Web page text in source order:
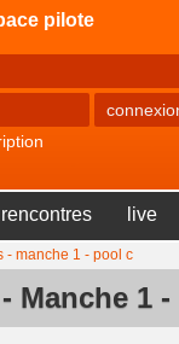
pilote
rencontres live
- manche 1 - pool c
Manche 1